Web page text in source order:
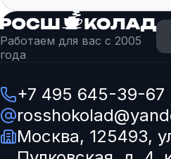
Работаем для вас с 2005
года
+7 495 645-39-67
Москва, 125493,